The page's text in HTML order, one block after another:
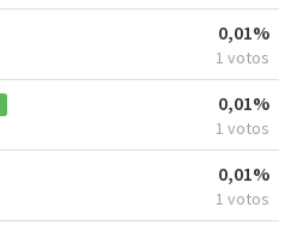
0,01%
1 votos
0,01%
1 votos
0,01%
1 votos